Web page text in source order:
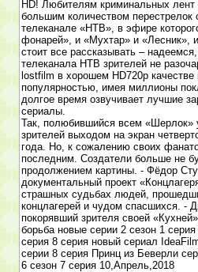
HD! Любителям криминальных
большим количеством перестрелок
телеканале «НТВ», в эфире
фонарей», и «Мухтар» и «Лесник»,
стоит все рассказывать –
телеканала НТВ зрителей не
lostfilm в хорошем HD720p
популярностью, имея миллионы
долгое время озвучивает лучшие
сериалы.
Так, полюбившийся всем «Шерлок»
зрителей выходом на экран
года. Но, к сожалению своих
последним. Создатели больше не
продолжением картины. - Фёдор
документальный проект
страшных судьбах людей,
концлагерей и чудом спасшихся. -
покорявший зрителя своей
борьба новые серии 2 сезон 1
серия 8 серия новый сериал
серии 8 серия Принц из Беверли
6 сезон 7 серия 10,Апрель,2018